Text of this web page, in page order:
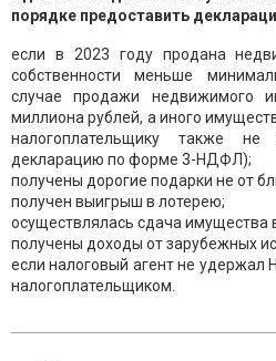
порядке предоставить
если в 2023 году продана
собственности меньше
случае продажи недвижимого
миллиона рублей, а иного
налогоплательщику также не
декларацию по форме 3-НДФЛ);
получены дорогие подарки не от
получен выигрыш в лотерею;
осуществлялась сдача имущества
получены доходы от зарубежных
если налоговый агент не удержал
налогоплательщиком.